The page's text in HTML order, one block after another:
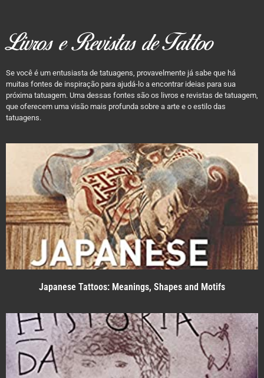
Livros e Revistas de Tattoo
Se você é um entusiasta de tatuagens, provavelmente já sabe que há
muitas fontes de inspiração para ajudá-lo a encontrar ideias para sua
próxima tatuagem. Uma dessas fontes são os livros e revistas de tatuagem,
que oferecem uma visão mais profunda sobre a arte e o estilo das
tatuagens.
Japanese Tattoos: Meanings, Shapes and Motifs